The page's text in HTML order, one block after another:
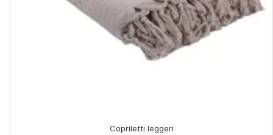
Copriletti leggeri